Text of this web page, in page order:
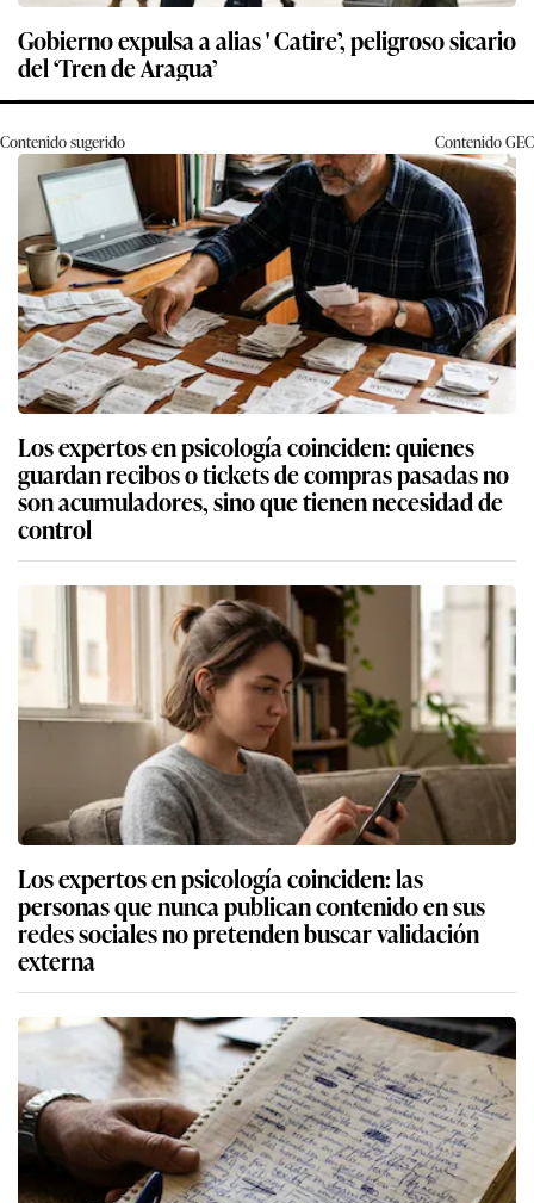
Gobierno expulsa a alias ' Catire’, peligroso sicario
del ‘Tren de Aragua’
Contenido sugerido ContenidoGEC
Los expertos en psicología coinciden: quienes
guardan recibos o tickets de compras pasadas no
son acumuladores, sino que tienen necesidad de
control
Los expertos en psicología coinciden: las
personas que nunca publican contenido en sus
redes sociales no pretenden buscar validación
externa